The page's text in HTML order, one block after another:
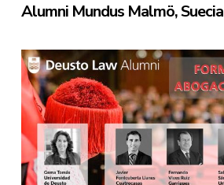
Alumni Mundus Malmö, Suecia